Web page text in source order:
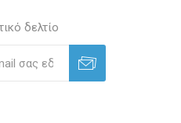
δελτίο